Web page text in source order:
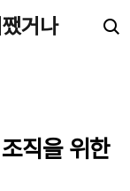
거나
직을 위한